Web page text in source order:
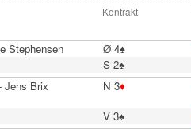
Kontrakt
Stephensen Ø 4♠
S 2♠
Jens Brix
N 3♦
V 3♠